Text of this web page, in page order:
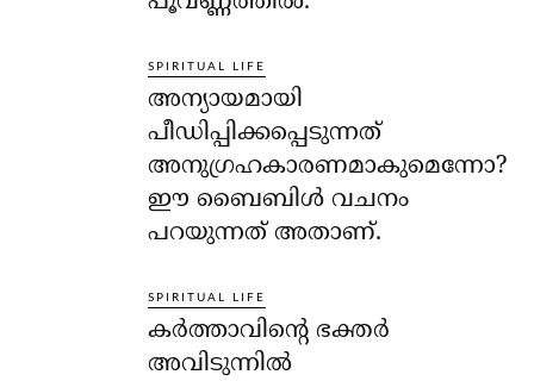
SPIRITUAL LIFE
അന്യായമായി
പീഡിപ്പിക്കപ്പെടുന്നത്
അനുഗ്രഹകാരണമാകുമെന്നോ?
ഈ ബൈബിള്‍ വചനം
പറയുന്നത് അതാണ്.
SPIRITUAL LIFE
കര്‍ത്താവിന്റെ ഭക്തര്‍
അവിടുന്നില്‍